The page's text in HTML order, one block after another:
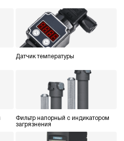
Датчик температуры
Фильтр напорный с индикатором
загрязнения